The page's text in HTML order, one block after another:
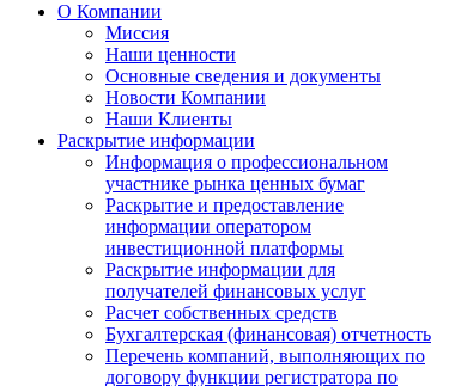
О Компании
Миссия
Наши ценности
Основные сведения и документы
Новости Компании
Наши Клиенты
Раскрытие информации
Информация о профессиональном
участнике рынка ценных бумаг
Раскрытие и предоставление
информации оператором
инвестиционной платформы
Раскрытие информации для
получателей финансовых услуг
Расчет собственных средств
Бухгалтерская (финансовая) отчетность
Перечень компаний, выполняющих по
договору функции регистратора по